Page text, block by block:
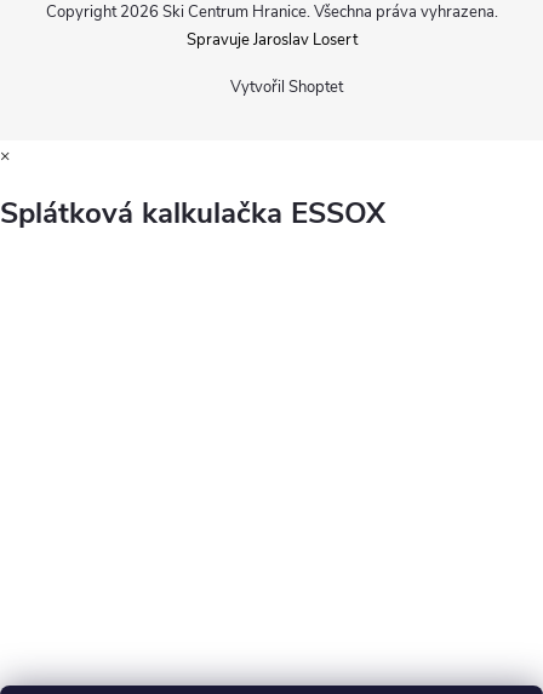
Vytvořil Shoptet
Copyright 2026 Ski Centrum Hranice. Všechna práva vyhrazena.
Spravuje Jaroslav Losert
×
Splátková kalkulačka ESSOX